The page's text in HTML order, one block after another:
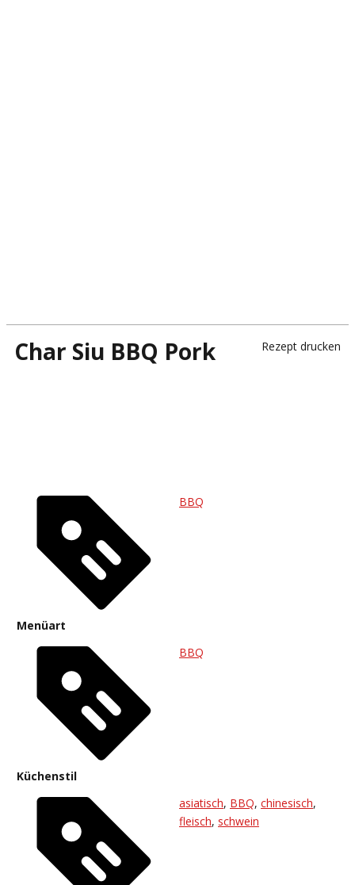
Rezept drucken
Char Siu BBQ Pork
Menüart
BBQ
Küchenstil
BBQ
asiatisch, BBQ, chinesisch,
fleisch, schwein